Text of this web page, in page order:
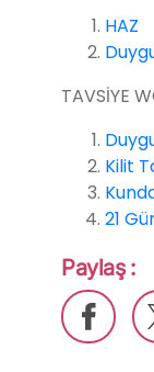
HAZ
TAVSİYE
Kilit
21
Paylaş :